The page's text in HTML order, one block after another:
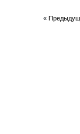
«